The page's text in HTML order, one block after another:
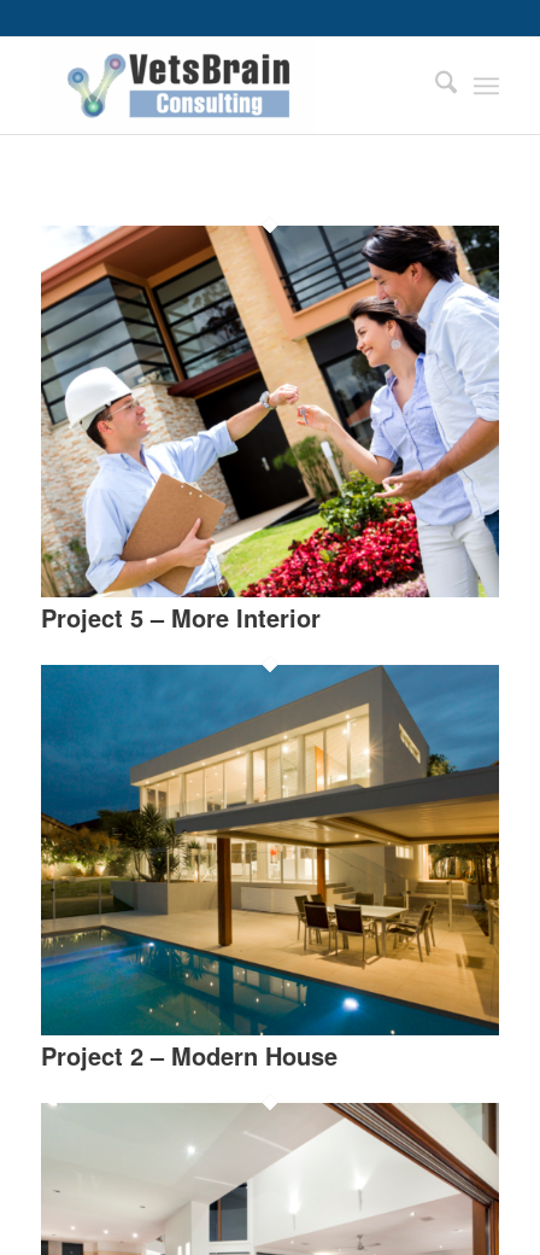
Project 5 – More Interior
Project 2 – Modern House